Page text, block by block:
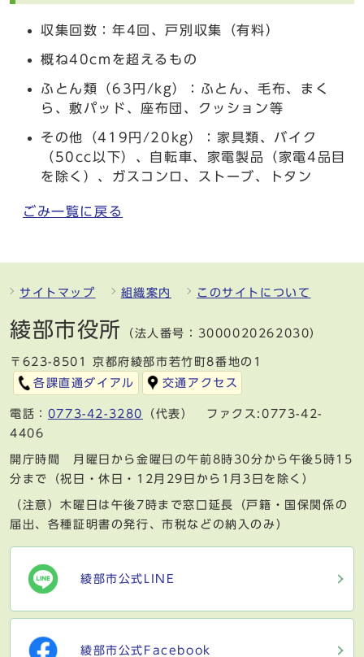
収集回数：年4回、戸別収集（有料）
概ね40cmを超えるもの
ふとん類（63円/kg）：ふとん、毛布、まく
ら、敷パッド、座布団、クッション等
その他（419円/20kg）：家具類、バイク
（50cc以下）、自転車、家電製品（家電4品目
を除く）、ガスコンロ、ストーブ、トタン
ごみ一覧に戻る
サイトマップ 組織案内 このサイトについて
綾部市役所 （法人番号：3000020262030）
〒623-8501 京都府綾部市若竹町8番地の1
各課直通ダイアル
交通アクセス
電話： 0773-42-3280
（代表） ファクス:0773-42-
4406
開庁時間 月曜日から金曜日の午前8時30分から午後5時15
分まで（祝日・休日・12月29日から1月3日を除く）
（注意）木曜日は午後7時まで窓口延長（戸籍・国保関係の
届出、各種証明書の発行、市税などの納入のみ）
綾部市公式LINE
綾部市公式Facebook